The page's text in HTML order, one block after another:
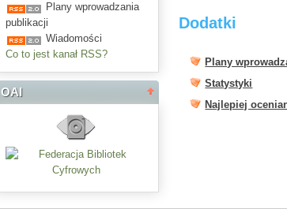
Plany wprowadzania
publikacji
Wiadomości
Co to jest kanał RSS?
OAI
Dodatki
Plany
Statystyki
Najlepiej